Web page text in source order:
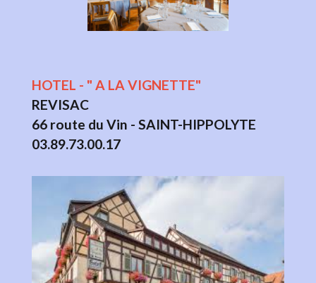
HOTEL - " A LA VIGNETTE"
REVISAC
66 route du Vin - SAINT-HIPPOLYTE
03.89.73.00.17